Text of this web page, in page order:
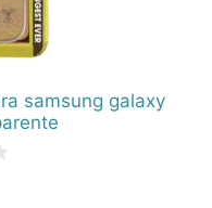
samsung galaxy